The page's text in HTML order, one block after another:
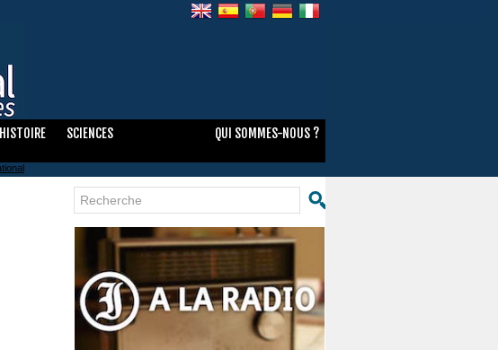
HISTOIRE
SCIENCES
QUI SOMMES-NOUS ?